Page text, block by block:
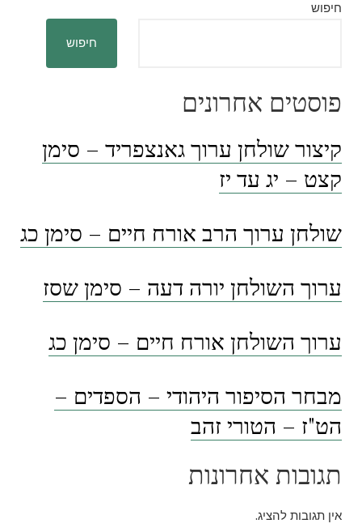
חיפוש
חיפוש
פוסטים אחרונים
קיצור שולחן ערוך גאנצפריד – סימן
קצט – יג עד יז
שולחן ערוך הרב אורח חיים – סימן כג
ערוך השולחן יורה דעה – סימן שסז
ערוך השולחן אורח חיים – סימן כג
מבחר הסיפור היהודי – הספדים –
הט"ז – הטורי זהב
תגובות אחרונות
אין תגובות להציג.